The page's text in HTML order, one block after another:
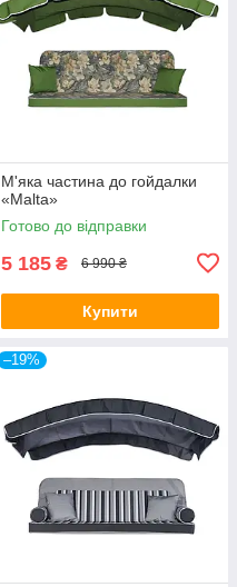
М'яка частина до гойдалки
«Malta»
Готово до відправки
5 185 ₴ 6 990 ₴
Купити
–19%